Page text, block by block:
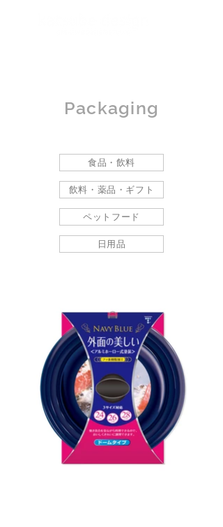
Packaging
食品・飲料
飲料・薬品・ギフト
ペットフード
日用品